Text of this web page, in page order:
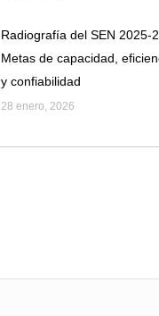
Radiografía del SEN 2025-
Metas de capacidad,
y confiabilidad
28 enero, 2026